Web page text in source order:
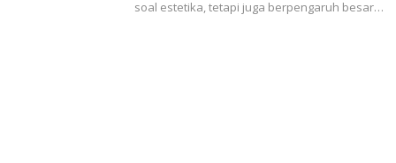
soal estetika, tetapi juga berpengaruh besar…